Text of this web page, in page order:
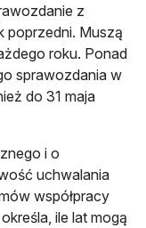
z
poprzedni. Muszą
roku. Ponad
sprawozdania w
do 31 maja
i o
uchwalania
współpracy
ile lat mogą